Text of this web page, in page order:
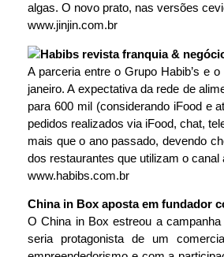
algas. O novo prato, nas versões
www.jinjin.com.br
A parceria entre o Grupo Habib’s e
janeiro. A expectativa da rede de
para 600 mil (considerando iFood e
pedidos realizados via iFood, chat,
mais que o ano passado, devendo
dos restaurantes que utilizam o
www.habibs.com.br
China in Box aposta em fundador
O China in Box estreou a
seria protagonista de um